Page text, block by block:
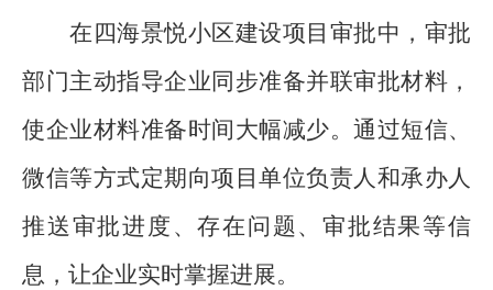
在四海景悦小区建设项目审批中，审批
部门主动指导企业同步准备并联审批材料，
使企业材料准备时间大幅减少。通过短信、
微信等方式定期向项目单位负责人和承办人
推送审批进度、存在问题、审批结果等信
息，让企业实时掌握进展。